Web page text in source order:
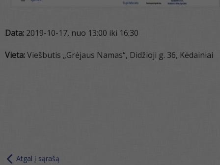
Data: 2019-10-17, nuo 13:00 iki 16:30
Vieta:Viešbutis „Grėjaus Namas“, Didžioji g. 36, Kėdainiai
Atgal į sąrašą